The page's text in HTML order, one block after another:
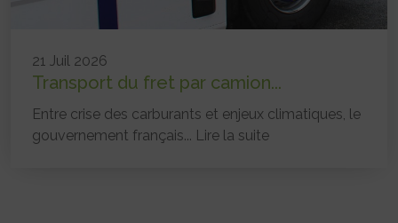
21 Juil 2026
Transport du fret par camion...
Entre crise des carburants et enjeux climatiques, le
gouvernement français... Lire la suite